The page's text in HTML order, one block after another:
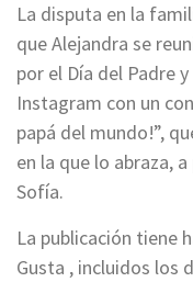
La disputa en la
que Alejandra se
por el Día del Padre
Instagram con un
papá del mundo!”,
en la que lo abraza,
Sofía.
La publicación tiene
Gusta , incluidos los